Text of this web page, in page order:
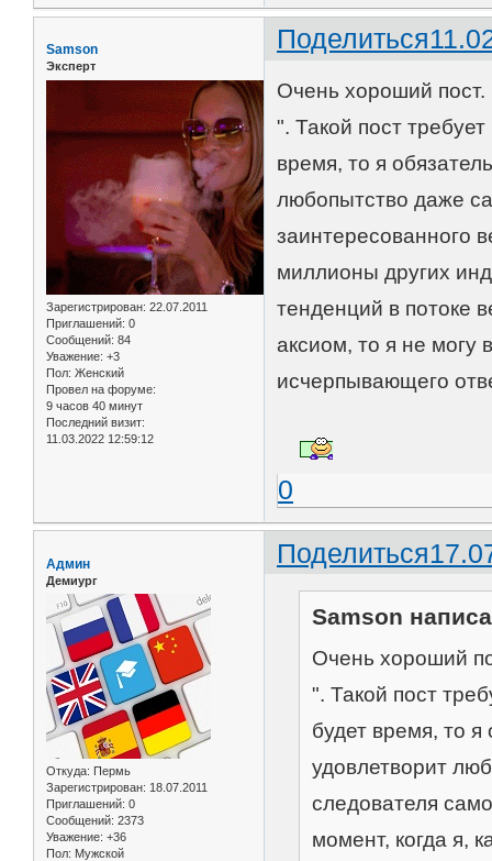
Поделиться
Samson
Эксперт
Зарегистрирован: 22.07.2011
Приглашений: 0
Сообщений: 84
Уважение: +3
Пол: Женский
Провел на форуме:
9 часов 40 минут
Последний визит:
11.03.2022 12:59:12
Очень хороший пост.
". Такой пост
время, то я
любопытство даже
заинтересованного
миллионы других
тенденций в потоке
аксиом, то я не могу
исчерпывающего
0
Поделиться
Админ
Демиург
Откуда: Пермь
Зарегистрирован: 18.07.2011
Приглашений: 0
Сообщений: 2373
Уважение: +36
Пол: Мужской
Samson
Очень хороший
". Такой пост
будет время, то
удовлетворит
следователя
момент, когда я,